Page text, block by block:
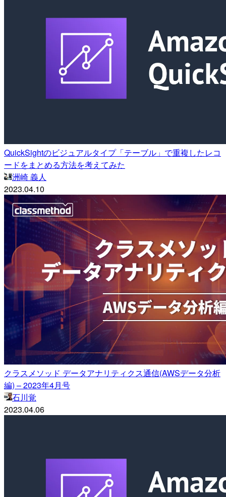
QuickSightのビジュアルタイプ「テーブル」で重複したレコ
ードをまとめる方法を考えてみた
洲崎 義人
2023.04.10
クラスメソッド データアナリティクス通信(AWSデータ分析
編) – 2023年4月号
石川覚
2023.04.06